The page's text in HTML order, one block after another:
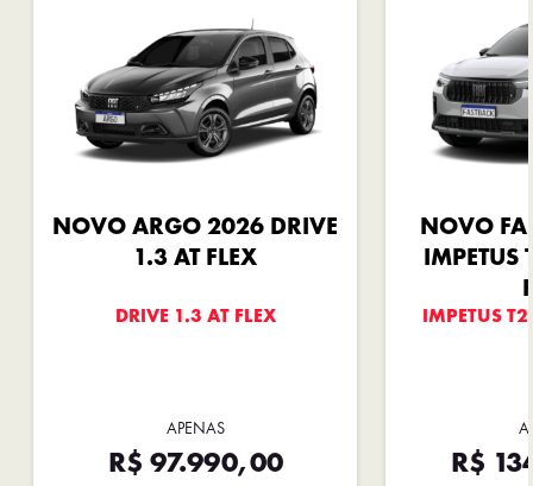
NOVO ARGO 2026 DRIVE
1.3 AT FLEX
DRIVE 1.3 AT FLEX
APENAS
R$ 97.990,00
NOVO
IMPETUS
IMPETUS
R$